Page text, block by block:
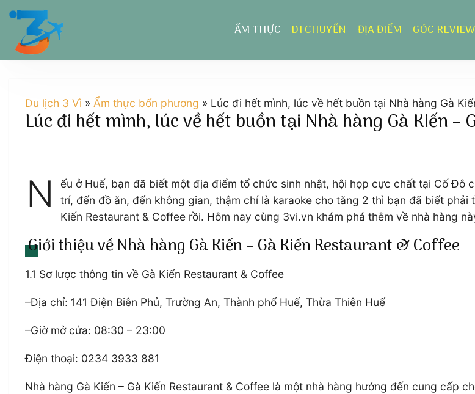
Chuyển
dung
ẨM THỰC DI CHUYỂN ĐỊA ĐIỂM GÓC REVIEW
Du lịch 3 Vì » Ẩm thực bốn phương » Lúc đi hết mình, lúc về hết buồn tại Nhà hàng Gà
Lúc đi hết mình, lúc về hết buồn tại Nhà hàng Gà Kiến
N
ếu ở Huế, bạn đã biết một địa điểm tổ chức sinh nhật, hội họp cực chất tại Cố Đô
trí, đến đồ ăn, đến không gian, thậm chí là karaoke cho tăng 2 thì bạn đã biết phải
Kiến Restaurant & Coffee rồi. Hôm nay cùng 3vi.vn khám phá thêm về nhà hàng
Giới thiệu về Nhà hàng Gà Kiến – Gà Kiến Restaurant & Coffee
1.1 Sơ lược thông tin về Gà Kiến Restaurant & Coffee
–Địa chỉ: 141 Điện Biên Phủ, Trường An, Thành phố Huế, Thừa Thiên Huế
–Giờ mở cửa: 08:30 – 23:00
Điện thoại: 0234 3933 881
Nhà hàng Gà Kiến – Gà Kiến Restaurant & Coffee là một nhà hàng hướng đến cung cấp